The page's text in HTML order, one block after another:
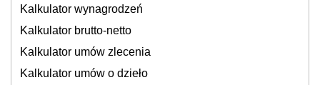
Kalkulator wynagrodzeń
Kalkulator brutto-netto
Kalkulator umów zlecenia
Kalkulator umów o dzieło